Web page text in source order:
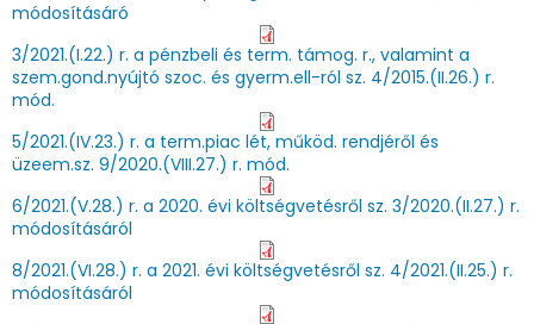
módosításáró
3/2021.(I.22.) r. a pénzbeli és term. támog. r., valamint a
szem.gond.nyújtó szoc. és gyerm.ell-ról sz. 4/2015.(II.26.) r.
mód.
5/2021.(IV.23.) r. a term.piac lét, működ. rendjéről és
üzeem.sz. 9/2020.(VIII.27.) r. mód.
6/2021.(V.28.) r. a 2020. évi költségvetésről sz. 3/2020.(II.27.) r.
módosításáról
8/2021.(VI.28.) r. a 2021. évi költségvetésről sz. 4/2021.(II.25.) r.
módosításáról